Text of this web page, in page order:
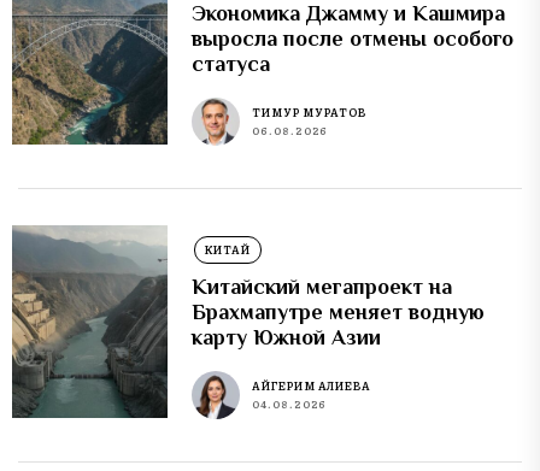
Экономика Джамму и Кашмира
выросла после отмены особого
статуса
ТИМУР МУРАТОВ
06.08.2026
КИТАЙ
Китайский мегапроект на
Брахмапутре меняет водную
карту Южной Азии
АЙГЕРИМ АЛИЕВА
04.08.2026